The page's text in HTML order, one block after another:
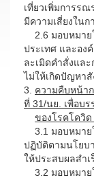
เที่ยวเพิ่มการร
มีความเสี่ยงใน
2.6 มอบหมาย
ประเทศ และอง
ละเมิดคำสั่งแล
ไม่ให้เกิดปัญหาสั
3. ความคืบหน้า
ที่ 31/นย. เพื่อบร
ของโรคโควิด
3.1 มอบหมาย
ปฏิบัติตามนโยบ
ให้ประสบผลสำ
3.2 มอบหมาย